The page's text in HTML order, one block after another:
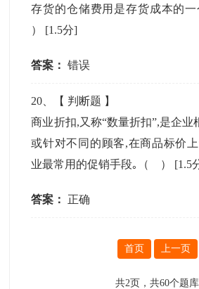
存货的仓储费用是存货成本的
） [1.5分]
答案： 错误
20 、【 判断题 】
商业折扣,又称“数量折扣”,是企业
或针对不同的顾客,在商品标价
业最常用的促销手段｡（ ） [1.5
答案： 正确
首页 上一页
共2页，共60个题库